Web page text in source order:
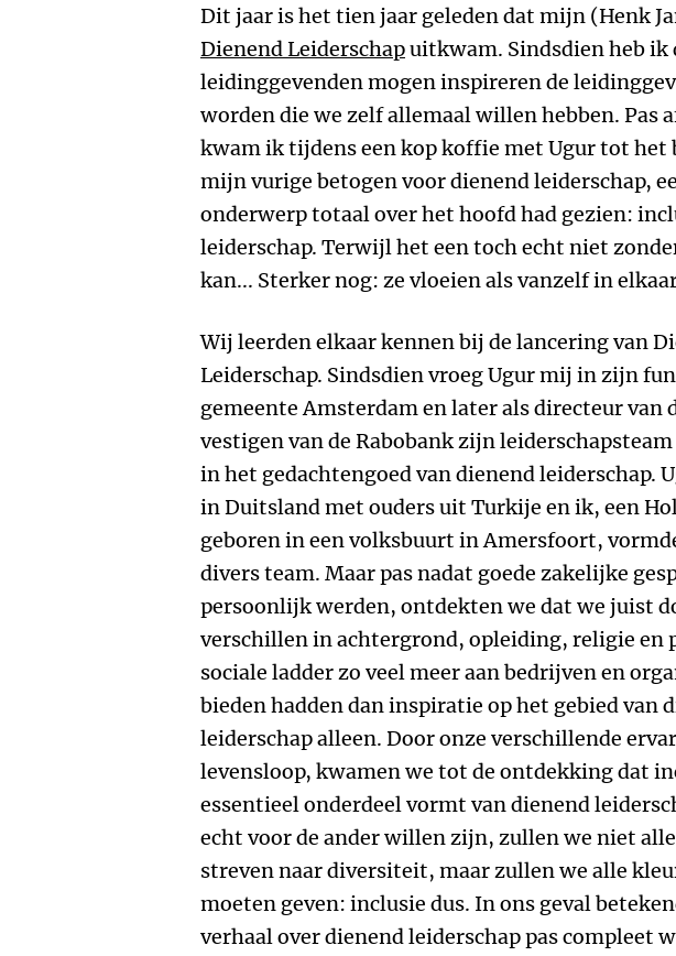
Dit jaar is het tien jaar geleden dat mijn (Henk
Dienend Leiderschapuitkwam. Sindsdien heb ik
leidinggevenden mogen inspireren de
worden die we zelf allemaal willen hebben. Pas
kwam ik tijdens een kop koffie met Ugur tot het
mijn vurige betogen voor dienend leiderschap,
onderwerp totaal over het hoofd had gezien:
leiderschap. Terwijl het een toch echt niet
kan... Sterker nog: ze vloeien als vanzelf in
Wij leerden elkaar kennen bij de lancering van
Leiderschap. Sindsdien vroeg Ugur mij in zijn
gemeente Amsterdam en later als directeur van
vestigen van de Rabobank zijn
in het gedachtengoed van dienend leiderschap.
in Duitsland met ouders uit Turkije en ik, een
geboren in een volksbuurt in Amersfoort,
divers team. Maar pas nadat goede zakelijke
persoonlijk werden, ontdekten we dat we juist
verschillen in achtergrond, opleiding, religie en
sociale ladder zo veel meer aan bedrijven en
bieden hadden dan inspiratie op het gebied van
leiderschap alleen. Door onze verschillende
levensloop, kwamen we tot de ontdekking dat
essentieel onderdeel vormt van dienend
echt voor de ander willen zijn, zullen we niet
streven naar diversiteit, maar zullen we alle
moeten geven: inclusie dus. In ons geval
verhaal over dienend leiderschap pas compleet